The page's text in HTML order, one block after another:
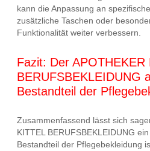
kann die Anpassung an
zusätzliche Taschen oder
Funktionalität weiter verbessern.
Fazit: Der APOTHEKER
BERUFSBEKLEIDUNG
Bestandteil der
Zusammenfassend lässt sich
KITTEL BERUFSBEKLEIDUNG
Bestandteil der Pflegebekleidung